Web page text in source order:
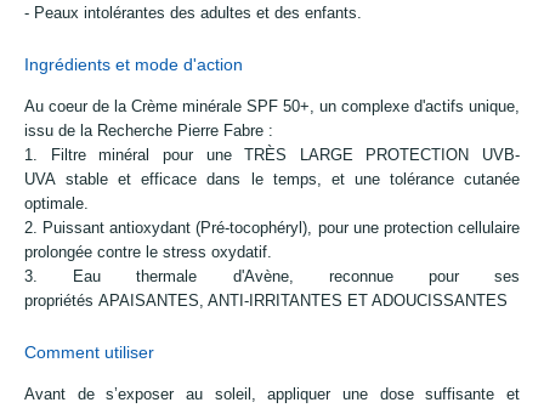
- Peaux intolérantes des adultes et des enfants.
Ingrédients et mode d'action
Au coeur de la Crème minérale SPF 50+, un complexe d'actifs unique,
issu de la Recherche Pierre Fabre :
1. Filtre minéral pour une TRÈS LARGE PROTECTION UVB-
UVA stable et efficace dans le temps, et une tolérance cutanée
optimale.
2. Puissant antioxydant (Pré-tocophéryl), pour une protection cellulaire
prolongée contre le stress oxydatif.
3. Eau thermale d'Avène, reconnue pour ses
propriétés APAISANTES, ANTI-IRRITANTES ET ADOUCISSANTES
Comment utiliser
Avant de s’exposer au soleil, appliquer une dose suffisante et